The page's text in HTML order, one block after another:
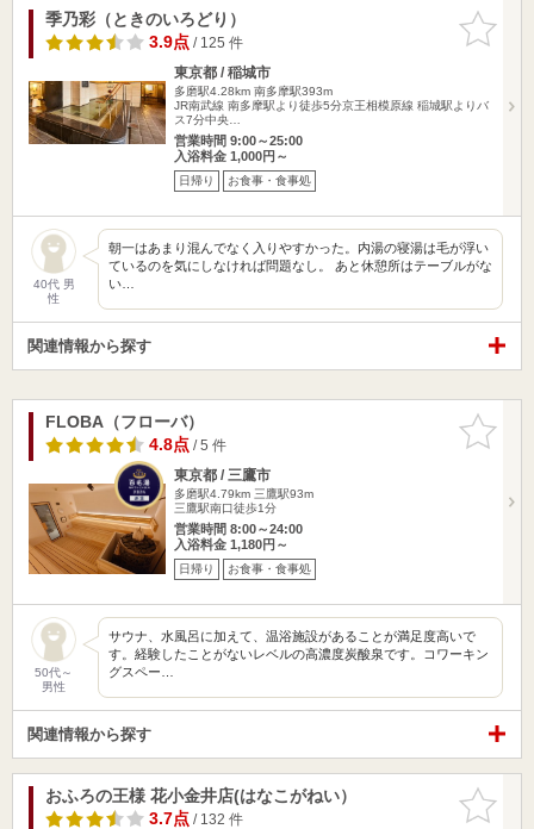
お気に入
りに追加
季乃彩（ときのいろどり）
3.9点/ 125 件
東京都 / 稲城市
多磨駅4.28km 南多摩駅393m
JR南武線 南多摩駅より徒歩5分京王相模原線 稲城駅よりバ
ス7分中央…
営業時間 9:00～25:00
入浴料金 1,000円～
日帰り お食事・食事処
40代 男
性
朝一はあまり混んでなく入りやすかった。内湯の寝湯は毛が浮い
ているのを気にしなければ問題なし。 あと休憩所はテーブルがな
い…
関連情報から探す
お気に入
りに追加
FLOBA（フローバ）
4.8点/ 5 件
東京都 / 三鷹市
多磨駅4.79km 三鷹駅93m
三鷹駅南口徒歩1分
営業時間 8:00～24:00
入浴料金 1,180円～
日帰り お食事・食事処
50代～
男性
サウナ、水風呂に加えて、温浴施設があることが満足度高いで
す。経験したことがないレベルの高濃度炭酸泉です。コワーキン
グスペー…
関連情報から探す
お気に入
りに追加
おふろの王様 花小金井店(はなこがねい）
3.7点/ 132 件